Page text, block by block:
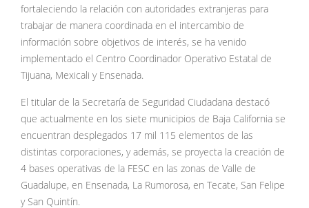
fortaleciendo la relación con autoridades extranjeras para
trabajar de manera coordinada en el intercambio de
información sobre objetivos de interés, se ha venido
implementado el Centro Coordinador Operativo Estatal de
Tijuana, Mexicali y Ensenada.
El titular de la Secretaría de Seguridad Ciudadana destacó
que actualmente en los siete municipios de Baja California se
encuentran desplegados 17 mil 115 elementos de las
distintas corporaciones, y además, se proyecta la creación de
4 bases operativas de la FESC en las zonas de Valle de
Guadalupe, en Ensenada, La Rumorosa, en Tecate, San Felipe
y San Quintín.